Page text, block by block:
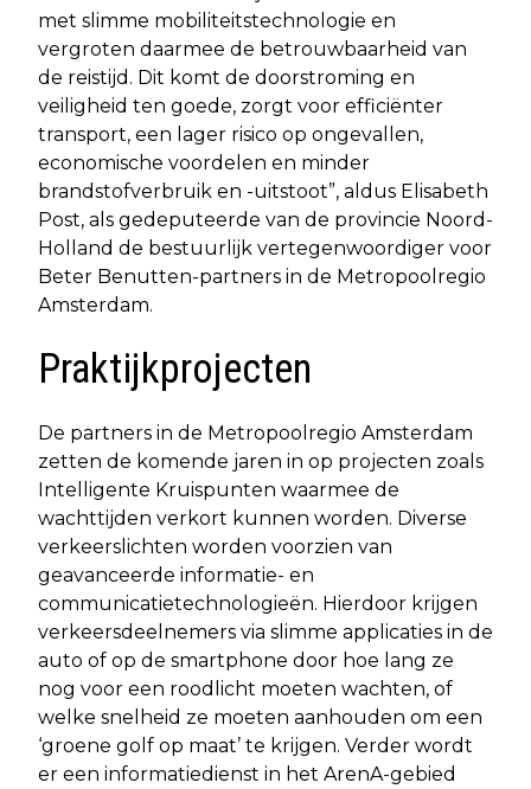
met slimme mobiliteitstechnologie en
vergroten daarmee de betrouwbaarheid van
de reistijd. Dit komt de doorstroming en
veiligheid ten goede, zorgt voor efficiënter
transport, een lager risico op ongevallen,
economische voordelen en minder
brandstofverbruik en -uitstoot”, aldus Elisabeth
Post, als gedeputeerde van de provincie Noord-
Holland de bestuurlijk vertegenwoordiger voor
Beter Benutten-partners in de Metropoolregio
Amsterdam.
Praktijkprojecten
De partners in de Metropoolregio Amsterdam
zetten de komende jaren in op projecten zoals
Intelligente Kruispunten waarmee de
wachttijden verkort kunnen worden. Diverse
verkeerslichten worden voorzien van
geavanceerde informatie- en
communicatietechnologieën. Hierdoor krijgen
verkeersdeelnemers via slimme applicaties in de
auto of op de smartphone door hoe lang ze
nog voor een roodlicht moeten wachten, of
welke snelheid ze moeten aanhouden om een
‘groene golf op maat’ te krijgen. Verder wordt
er een informatiedienst in het ArenA-gebied